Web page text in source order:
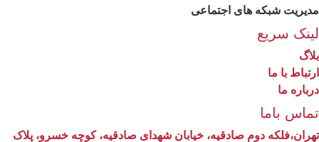
شبکه های اجتماعی
سریع
با ما
ما
باما
دوم صادقیه، خیابان شهدای صادقیه، کوچه خسرو، پلاک